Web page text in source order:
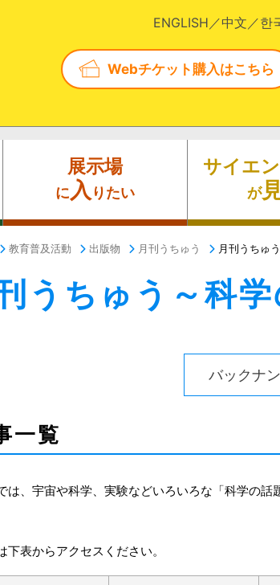
ENGLISH 中文 한
Webチケット購入はこちら
展示場
に入 りたい
サイエ
が
教育普及活動 出版物 月刊うちゅう 月刊うちゅ
うちゅう～科学
バックナ
一覧
は、宇宙や科学、実験などいろいろな「科学の
下表からアクセスください。